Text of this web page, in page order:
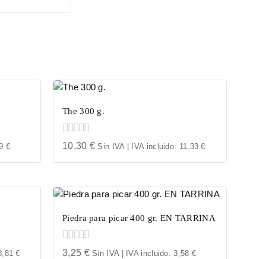
€
The 300 g.
0
of
10,30 € Sin IVA | IVA incluido: 11,33€
€
Piedra para picar 400 gr. EN TARRINA
0
3,25 € Sin IVA | IVA incluido:3,58 €